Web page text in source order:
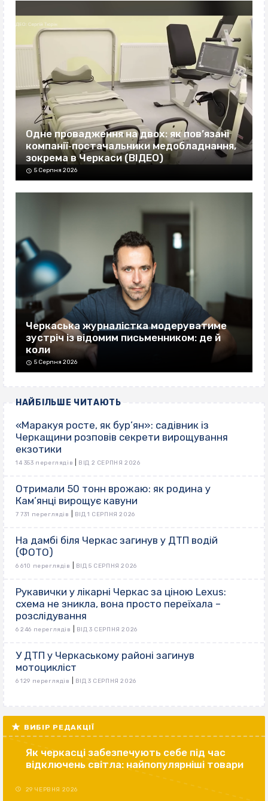
Одне провадження на двох: як пов’язані
компанії‐постачальники медобладнання,
зокрема в Черкаси (ВІДЕО)
5 Серпня 2026
Черкаська журналістка модеруватиме
зустріч із відомим письменником: де й
коли
5 Серпня 2026
НАЙБІЛЬШЕ ЧИТАЮТЬ
«Маракуя росте, як бур’ян»: садівник із
Черкащини розповів секрети вирощування
екзотики
14 353 переглядів ВІД 2 СЕРПНЯ 2026
Отримали 50 тонн врожаю: як родина у
Кам’янці вирощує кавуни
7 731 переглядів ВІД 1 СЕРПНЯ 2026
На дамбі біля Черкас загинув у ДТП водій
(ФОТО)
6 610 переглядів ВІД 5 СЕРПНЯ 2026
Рукавички у лікарні Черкас за ціною Lexus:
схема не зникла, вона просто переїхала –
розслідування
6 246 переглядів ВІД 3 СЕРПНЯ 2026
У ДТП у Черкаському районі загинув
мотоцикліст
6 129 переглядів ВІД 3 СЕРПНЯ 2026
ВИБІР РЕДАКЦІЇ
Як черкасці забезпечують себе під час
відключень світла: найпопулярніші товари
29 ЧЕРВНЯ 2026